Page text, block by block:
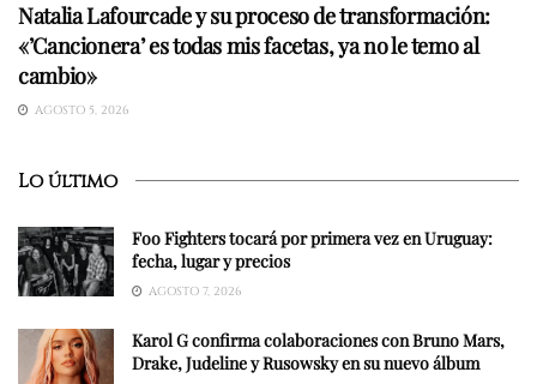
Natalia Lafourcade y su proceso de transformación:
«’Cancionera’ es todas mis facetas, ya no le temo al
cambio»
AGOSTO 5, 2026
Lo último
Foo Fighters tocará por primera vez en Uruguay:
fecha, lugar y precios
AGOSTO 7, 2026
Karol G confirma colaboraciones con Bruno Mars,
Drake, Judeline y Rusowsky en su nuevo álbum